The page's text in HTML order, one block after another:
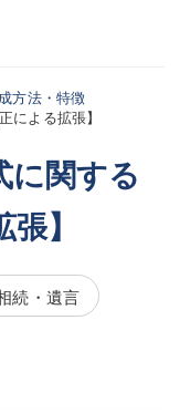
方法・特徴
による拡張】
に関する
】
続・遺言